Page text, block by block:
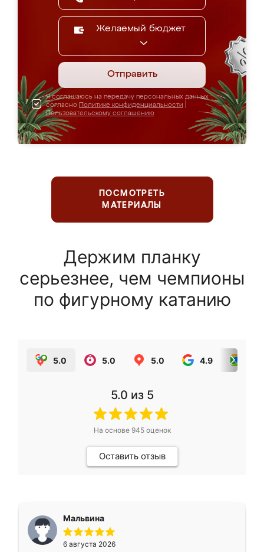
Желаемый бюджет
Отправить
Я соглашаюсь на передачу персональных данных
согласно Политике конфиденциальности
Пользовательскому соглашению
ПОСМОТРЕТЬ
МАТЕРИАЛЫ
Держим планку
серьезнее, чем чемпионы
по фигурному катанию
5.0 5.0 5.0 4.9
5.0 из 5
На основе 945оценок
Оставить отзыв
Мальвина
6 августа 2026